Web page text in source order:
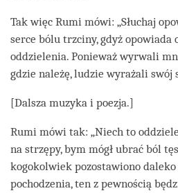
Tak więc Rumi mówi: „Słuchaj
serce bólu trzciny, gdyż opowiada
oddzielenia. Ponieważ wyrwali
gdzie należę, ludzie wyrażali swój
[Dalsza muzyka i poezja.]
Rumi mówi tak: „Niech to
na strzępy, bym mógł ubrać ból
kogokolwiek pozostawiono daleko
pochodzenia, ten z pewnością